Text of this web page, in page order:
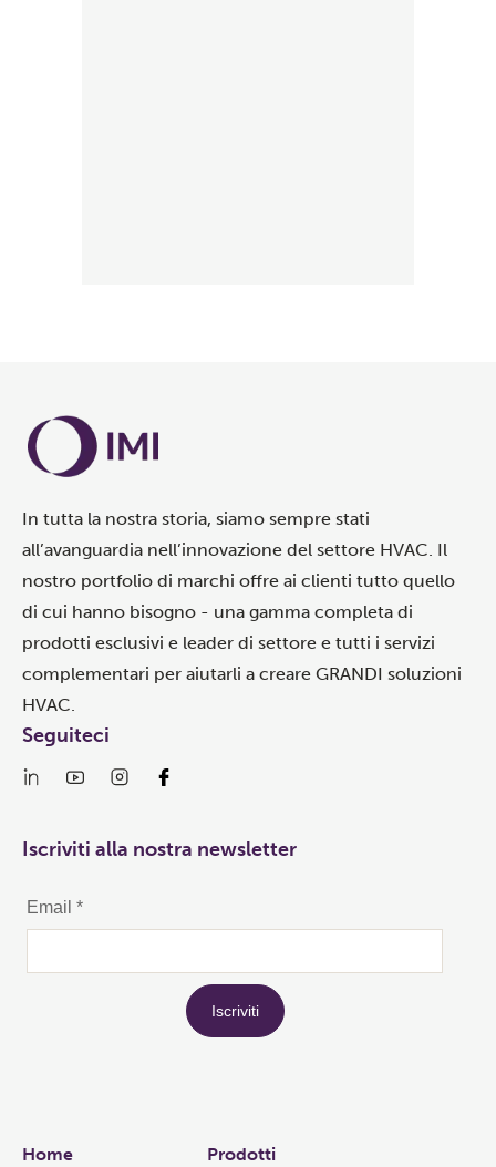
In tutta la nostra storia, siamo sempre stati
all’avanguardia nell’innovazione del settore HVAC. Il
nostro portfolio di marchi offre ai clienti tutto quello
di cui hanno bisogno - una gamma completa di
prodotti esclusivi e leader di settore e tutti i servizi
complementari per aiutarli a creare GRANDI soluzioni
HVAC.
Links
Home Prodotti
Seguiteci
Iscriviti alla nostra newsletter